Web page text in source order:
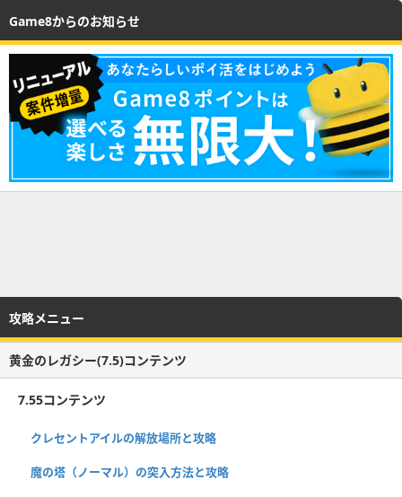
Game8からのお知らせ
攻略メニュー
黄金のレガシー(7.5)コンテンツ
7.55コンテンツ
クレセントアイルの解放場所と攻略
魔の塔（ノーマル）の突入方法と攻略